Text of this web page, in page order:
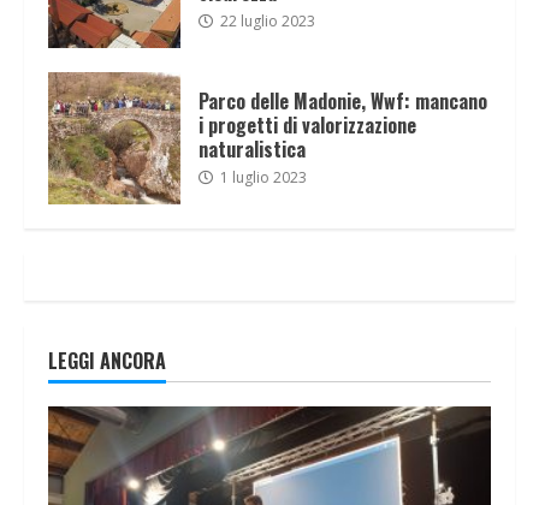
22 luglio 2023
Parco delle Madonie, Wwf: mancano
i progetti di valorizzazione
naturalistica
1 luglio 2023
LEGGI ANCORA